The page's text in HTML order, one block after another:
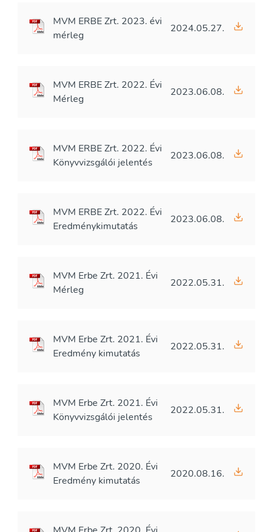
MVM ERBE Zrt. 2023. évi
mérleg
2024.05.27.
MVM ERBE Zrt. 2022. Évi
Mérleg
2023.06.08.
MVM ERBE Zrt. 2022. Évi
Könyvvizsgálói jelentés
2023.06.08.
MVM ERBE Zrt. 2022. Évi
Eredménykimutatás
2023.06.08.
MVM Erbe Zrt. 2021. Évi
Mérleg
2022.05.31.
MVM Erbe Zrt. 2021. Évi
Eredmény kimutatás
2022.05.31.
MVM Erbe Zrt. 2021. Évi
Könyvvizsgálói jelentés
2022.05.31.
MVM Erbe Zrt. 2020. Évi
Eredmény kimutatás
2020.08.16.